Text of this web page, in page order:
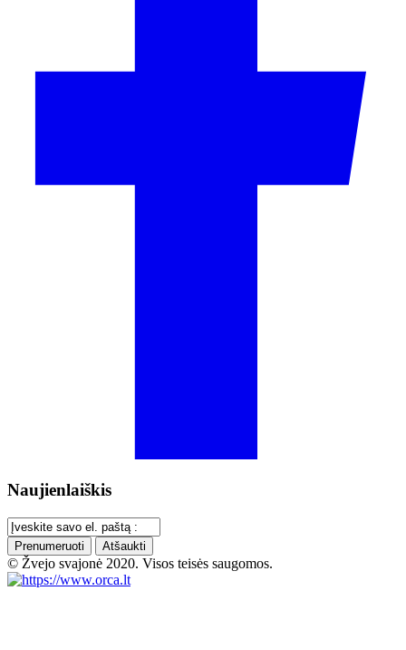
Naujienlaiškis
Prenumeruoti Atšaukti
© Žvejo svajonė 2020. Visos teisės saugomos.